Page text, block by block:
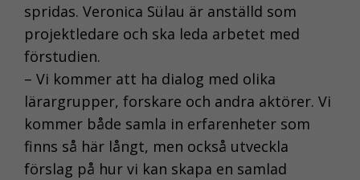
spridas. Veronica Sülau är anställd som
projektledare och ska leda arbetet med
förstudien.
– Vi kommer att ha dialog med olika
lärargrupper, forskare och andra aktörer. Vi
kommer både samla in erfarenheter som
finns så här långt, men också utveckla
förslag på hur vi kan skapa en samlad